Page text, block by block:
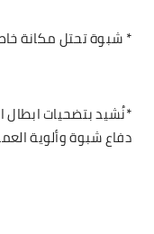
* شبوة تحتل مكانة
*نُشيد بتضحيات ابطال
دفاع شبوة وألوية